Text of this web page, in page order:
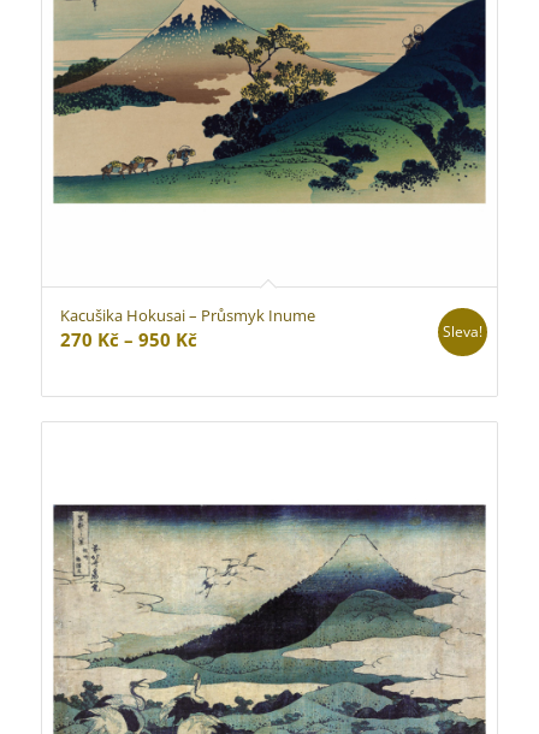
Kacušika Hokusai – Průsmyk Inume
270 Kč – 950 KčRozpětí
270 Kč
až
Sleva!